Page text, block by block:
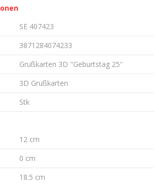
SE 407423
3871284074233
Grußkarten 3D "Geburtstag 25''
3D Grußkarten
Stk
12 cm
0 cm
18.5 cm